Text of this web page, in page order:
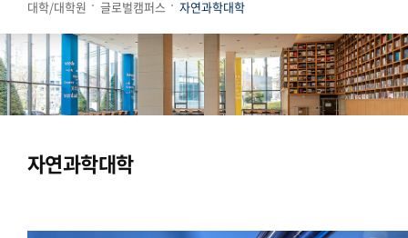
대학/대학원 글로벌캠퍼스 자연과학대학
자연과학대학